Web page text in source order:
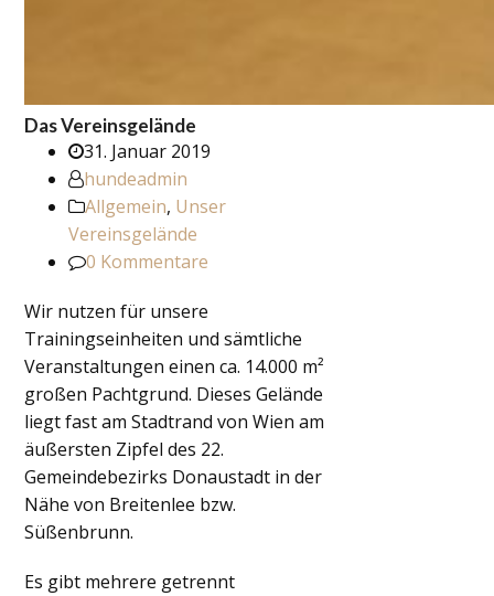
Das Vereinsgelände
31. Januar 2019
hundeadmin
Allgemein, Unser
Vereinsgelände
0 Kommentare
Wir nutzen für unsere
Trainingseinheiten und sämtliche
Veranstaltungen einen ca. 14.000 m²
großen Pachtgrund. Dieses Gelände
liegt fast am Stadtrand von Wien am
äußersten Zipfel des 22.
Gemeindebezirks Donaustadt in der
Nähe von Breitenlee bzw.
Süßenbrunn.
Es gibt mehrere getrennt